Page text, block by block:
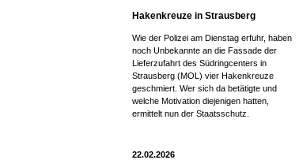
Hakenkreuze in Strausberg
Wie der Polizei am Dienstag erfuhr, haben
noch Unbekannte an die Fassade der
Lieferzufahrt des Südringcenters in
Strausberg (MOL) vier Hakenkreuze
geschmiert. Wer sich da betätigte und
welche Motivation diejenigen hatten,
ermittelt nun der Staatsschutz.
22.02.2026